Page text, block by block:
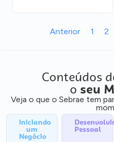
Anterior 1 2
Conteúdos
o seu
Veja o que o Sebrae tem
Iniciando
um
Negócio
Pessoal